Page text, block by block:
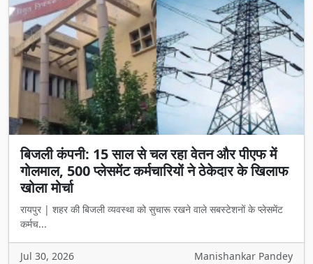
बिजली कंपनी: 15 साल से चल रहा वेतन और पीएफ में
गोलमाल, 500 प्लेसमेंट कर्मचारियों ने ठेकेदार के खिलाफ
खोला मोर्चा
रायपुर | शहर की बिजली व्यवस्था को सुचारू रखने वाले सबस्टेशनों के प्लेसमेंट
कर्मच...
Jul 30, 2026 Manishankar Pandey